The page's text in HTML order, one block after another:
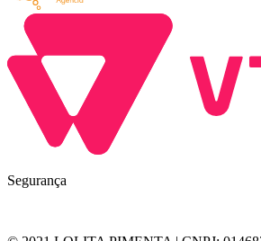
Segurança